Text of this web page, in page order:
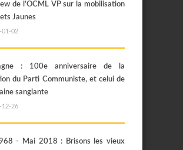
de l’OCML VP sur la mobilisation
Jaunes
01-02
: 100e anniversaire de la
du Parti Communiste, et celui de
sanglante
12-26
- Mai 2018 : Brisons les vieux